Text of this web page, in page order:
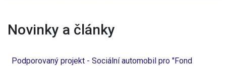
Novinky a články
Podporovaný projekt - Sociální automobil pro "Fond